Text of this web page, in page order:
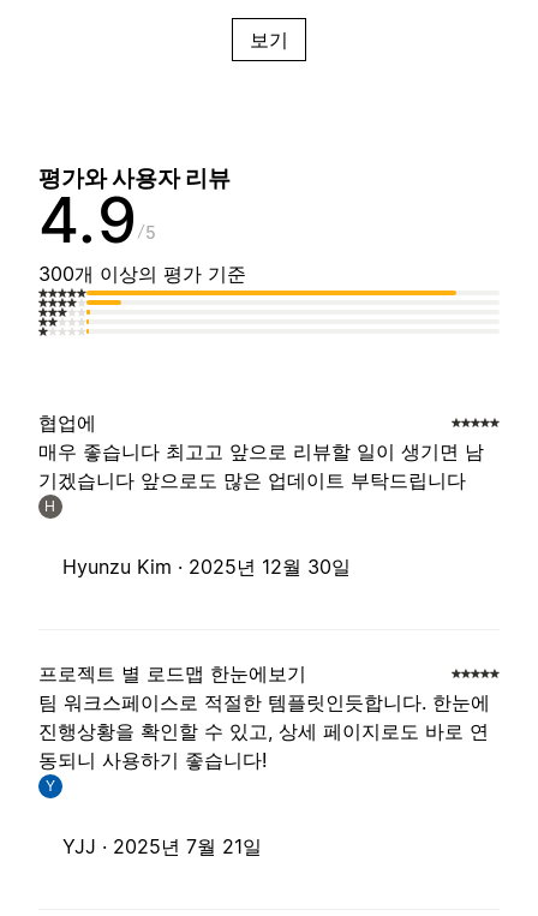
보기
평가와 사용자 리뷰
4.9 5
300개 이상의 평가 기준
협업에
매우 좋습니다 최고고 앞으로 리뷰할 일이 생기면 남
기겠습니다 앞으로도 많은 업데이트 부탁드립니다
H
Hyunzu Kim · 2025년 12월 30일
프로젝트 별 로드맵 한눈에보기
팀 워크스페이스로 적절한 템플릿인듯합니다. 한눈에
진행상황을 확인할 수 있고, 상세 페이지로도 바로 연
동되니 사용하기 좋습니다!
Y
YJJ · 2025년 7월 21일